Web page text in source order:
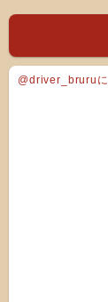
@driver_bruruに